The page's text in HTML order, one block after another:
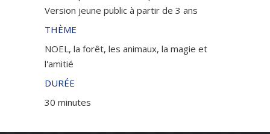
Version jeune public à partir de 3 ans
THÈME
NOEL, la forêt, les animaux, la magie et
l'amitié
DURÉE
30 minutes